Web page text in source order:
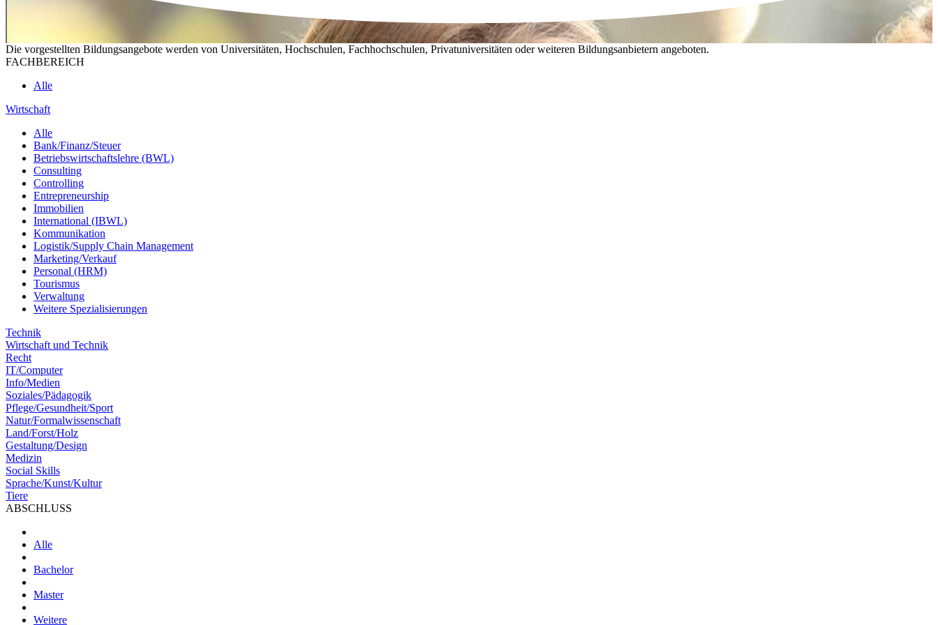
Die vorgestellten Bildungsangebote werden von Universitäten, Hochschulen, Fachhochschulen, Privatuniversitäten oder weiteren Bildungsanbietern angeboten.
FACHBEREICH
Alle
Wirtschaft
Alle
Bank/Finanz/Steuer
Betriebswirtschaftslehre (BWL)
Consulting
Controlling
Entrepreneurship
Immobilien
International (IBWL)
Kommunikation
Logistik/Supply Chain Management
Marketing/Verkauf
Personal (HRM)
Tourismus
Verwaltung
Weitere Spezialisierungen
Technik
Wirtschaft und Technik
Recht
IT/Computer
Info/Medien
Soziales/Pädagogik
Pflege/Gesundheit/Sport
Natur/Formalwissenschaft
Land/Forst/Holz
Gestaltung/Design
Medizin
Social Skills
Sprache/Kunst/Kultur
Tiere
ABSCHLUSS
Alle
Bachelor
Master
Weitere